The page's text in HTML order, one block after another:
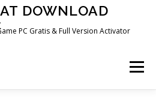
DOWNLOAD
PC Gratis & Full Version Activator
Menu